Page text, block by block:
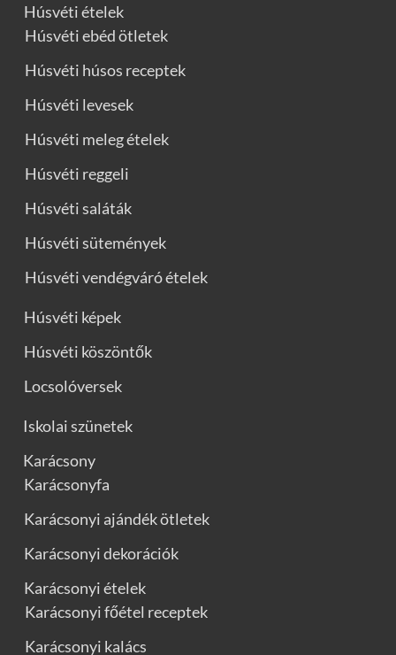
Húsvéti ételek
Húsvéti ebéd ötletek
Húsvéti húsos receptek
Húsvéti levesek
Húsvéti meleg ételek
Húsvéti reggeli
Húsvéti saláták
Húsvéti sütemények
Húsvéti vendégváró ételek
Húsvéti képek
Húsvéti köszöntők
Locsolóversek
Iskolai szünetek
Karácsony
Karácsonyfa
Karácsonyi ajándék ötletek
Karácsonyi dekorációk
Karácsonyi ételek
Karácsonyi főétel receptek
Karácsonyi kalács